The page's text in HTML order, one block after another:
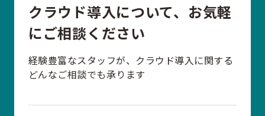
クラウド導入について、お気軽
にご相談ください
経験豊富なスタッフが、クラウド導入に関する
どんなご相談でも承ります